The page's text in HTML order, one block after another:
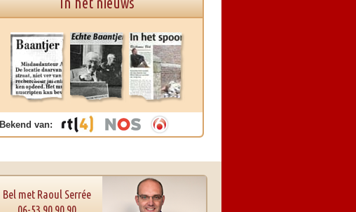
Bekend van:
Bel met Raoul Serrée